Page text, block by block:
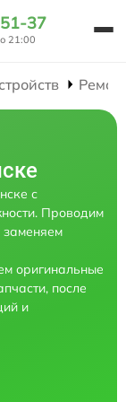
37
21:00
с
Проводим
заменяем
оригинальные
после
и